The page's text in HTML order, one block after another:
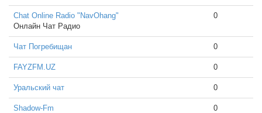
Chat Online Radio "NavOhang"
Онлайн Чат Радио
0
Чат Погребищан 0
FAYZFM.UZ 0
Уральский чат 0
Shadow-Fm 0